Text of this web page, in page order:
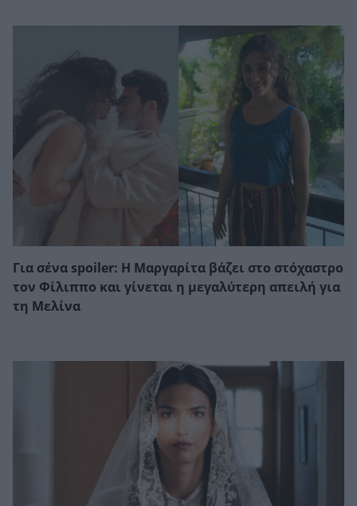
Για σένα spoiler: Η Μαργαρίτα βάζει στο στόχαστρο
τον Φίλιππο και γίνεται η μεγαλύτερη απειλή για
τη Μελίνα